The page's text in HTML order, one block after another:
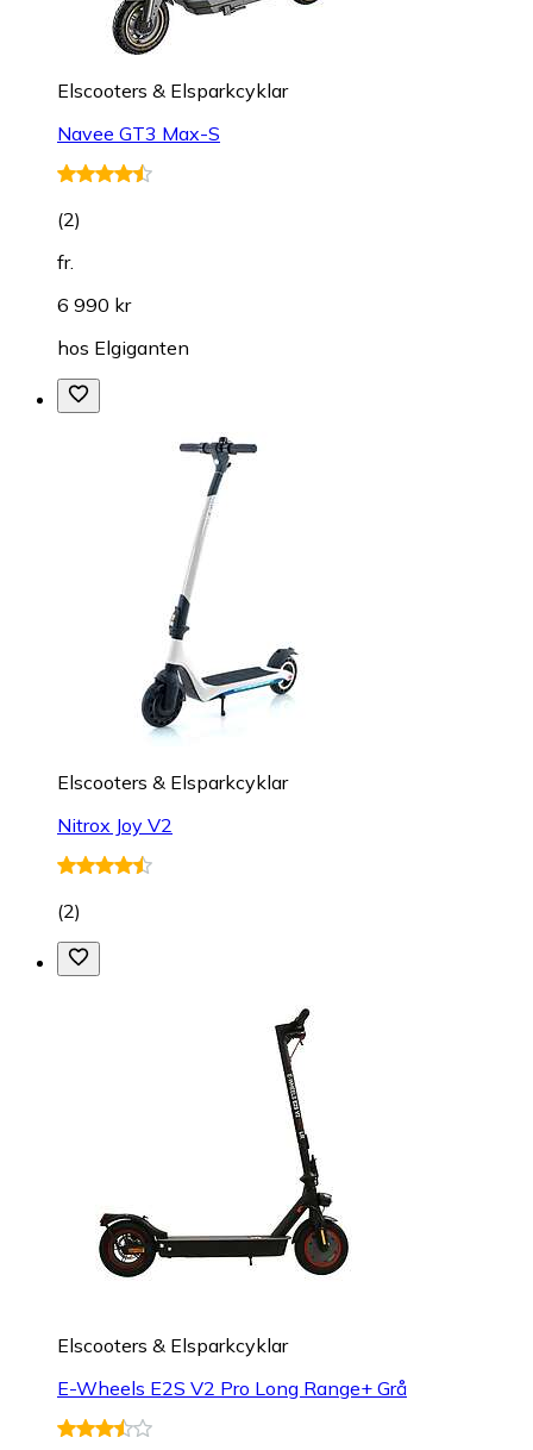
Elscooters & Elsparkcyklar
Navee GT3 Max-S
(2)
fr.
6 990 kr
hos Elgiganten
Elscooters & Elsparkcyklar
Nitrox Joy V2
(2)
Elscooters & Elsparkcyklar
E-Wheels E2S V2 Pro Long Range+ Grå